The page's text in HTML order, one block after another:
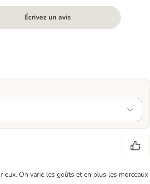
Écrivez un avis
eux. On varie les goûts et en plus les morceaux